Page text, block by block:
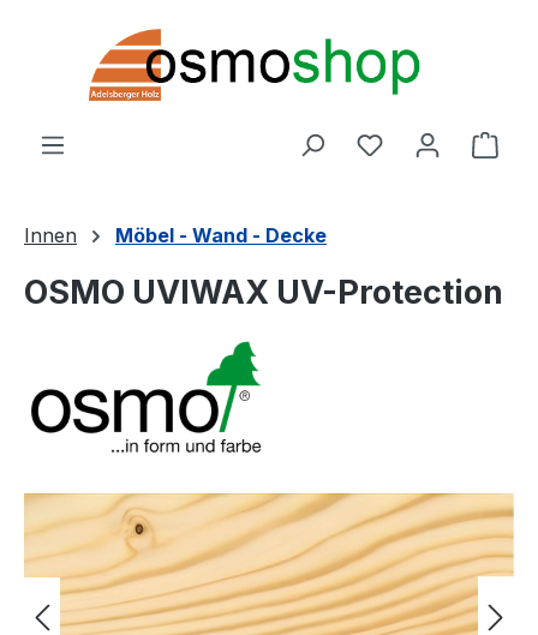
Zum Hauptinhalt springen
Du hast 0
Innen Möbel - Wand - Decke
OSMO UVIWAX UV-Protection
Bildergalerie überspringen